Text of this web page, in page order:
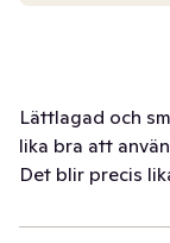
Lättlagad och
lika bra att
Det blir precis